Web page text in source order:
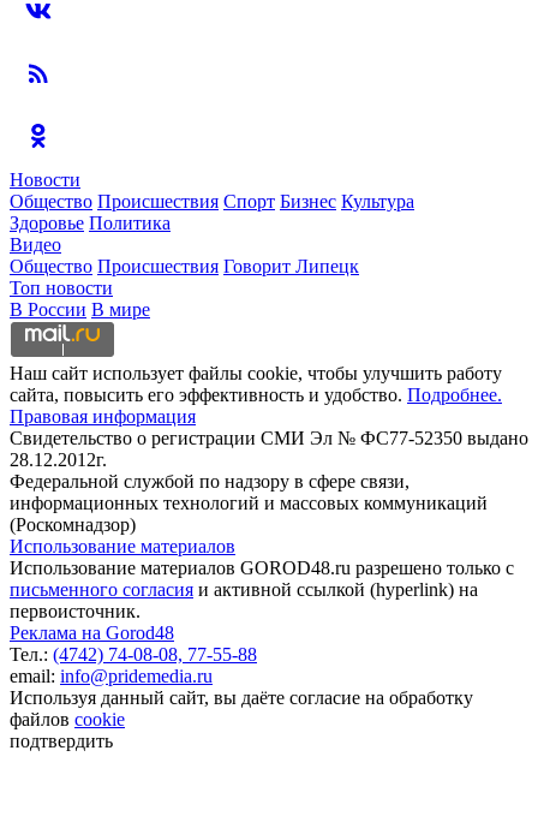
Новости
Общество Происшествия Спорт Бизнес Культура
Здоровье Политика
Видео
Общество Происшествия Говорит Липецк
Топ новости
В России В мире
Наш сайт использует файлы cookie, чтобы улучшить работу
сайта, повысить его эффективность и удобство. Подробнее.
Правовая информация
Свидетельство о регистрации СМИ Эл № ФС77-52350 выдано
28.12.2012г.
Федеральной службой по надзору в сфере связи,
информационных технологий и массовых коммуникаций
(Роскомнадзор)
Использование материалов
Использование материалов GOROD48.ru разрешено только с
письменного согласия и активной ссылкой (hyperlink) на
первоисточник.
Реклама на Gorod48
Тел.: (4742) 74-08-08, 77-55-88
email: info@pridemedia.ru
Используя данный сайт, вы даёте согласие на обработку
файлов cookie
подтвердить